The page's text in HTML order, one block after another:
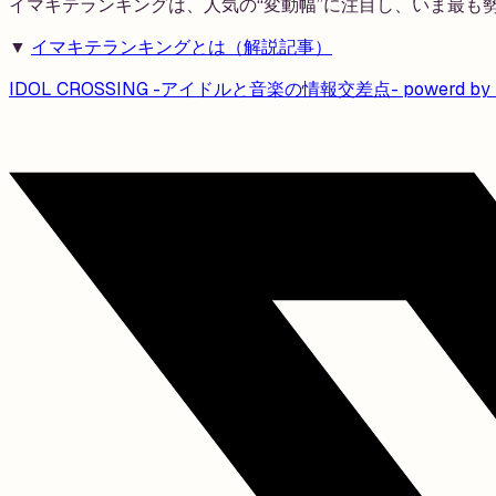
イマキテランキングは、人気の“変動幅”に注目し、いま最
▼ イマキテランキングとは（解説記事）
IDOL CROSSING -アイドルと音楽の情報交差点- powerd